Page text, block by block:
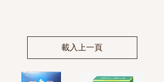
載入上一頁